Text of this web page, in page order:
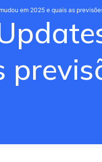
em 2025 e quais as